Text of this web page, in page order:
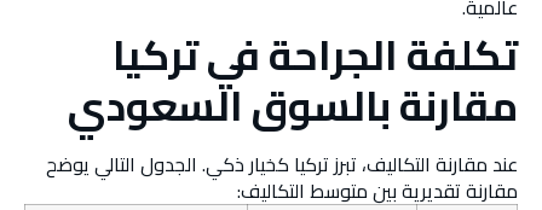
تكلفة الجراحة في تركيا
مقارنة بالسوق السعودي
عند مقارنة التكاليف، تبرز تركيا كخيار ذكي. الجدول التالي يوضح
مقارنة تقديرية بين متوسط التكاليف: